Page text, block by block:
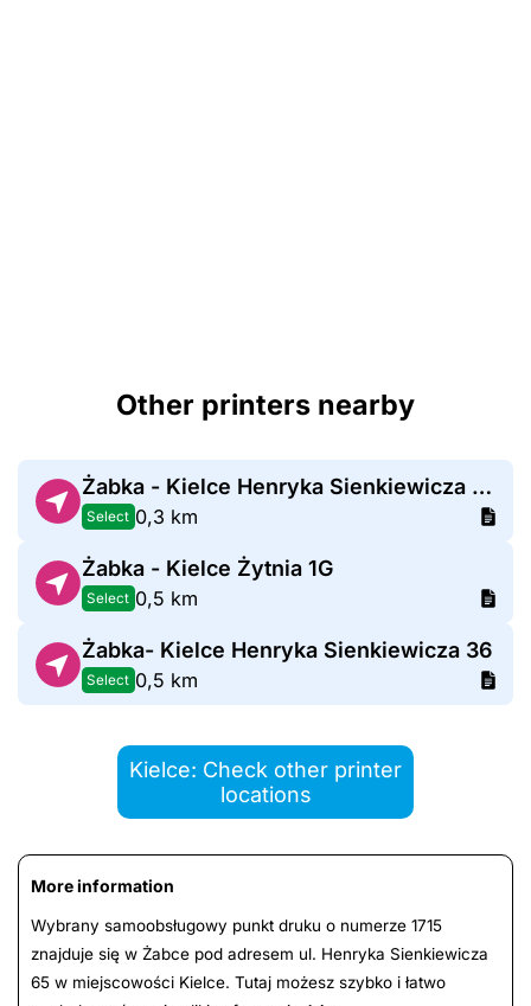
Other printers nearby
Żabka - Kielce Henryka Sienkiewicza 39
Select 0,3 km
Żabka - Kielce Żytnia 1G
Select 0,5 km
Żabka- Kielce Henryka Sienkiewicza 36
Select 0,5 km
Kielce: Check other printer
locations
More information
Wybrany samoobsługowy punkt druku o numerze 1715
znajduje się w Żabce pod adresem ul. Henryka Sienkiewicza
65 w miejscowości Kielce. Tutaj możesz szybko i łatwo